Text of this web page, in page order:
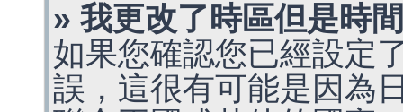
» 我更改了時區但是時
如果您確認您已經設定
誤，這很有可能是因為